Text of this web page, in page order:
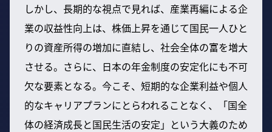
しかし、長期的な視点で見れば、産業再編による企
業の収益性向上は、株価上昇を通じて国民一人ひと
りの資産所得の増加に直結し、社会全体の富を増大
させる。さらに、日本の年金制度の安定化にも不可
欠な要素となる。今こそ、短期的な企業利益や個人
的なキャリアプランにとらわれることなく、「国全
体の経済成長と国民生活の安定」という大義のため